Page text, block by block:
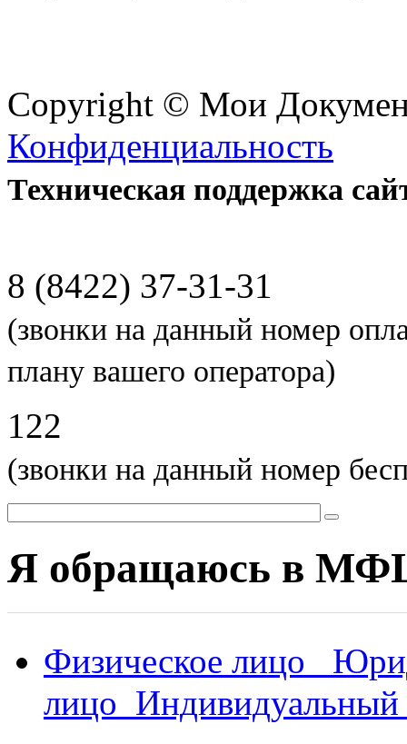
Copyright © Мои
Конфиденциальность
Техническая поддержка
8 (8422) 37-31-31
(звонки на данный номер
плану вашего оператора)
122
(звонки на данный номер
Я обращаюсь в
Физическое лицо
лицо Индивидуальный